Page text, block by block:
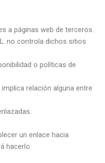
a páginas web de terceros.
no controla dichos sitios
o políticas de
relación alguna entre
un enlace hacia
hacerlo